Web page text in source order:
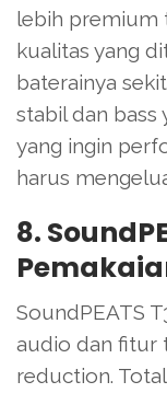
lebih premium
kualitas yang
baterainya
stabil dan bass
yang ingin
harus
8.
SoundPEATS
audio dan fitur
reduction.